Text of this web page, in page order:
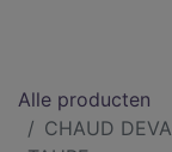
Alle producten
CHAUD